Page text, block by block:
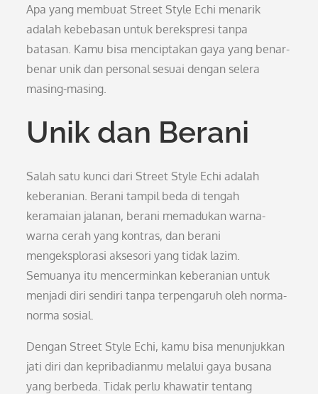
Apa yang membuat Street Style Echi menarik
adalah kebebasan untuk berekspresi tanpa
batasan. Kamu bisa menciptakan gaya yang benar-
benar unik dan personal sesuai dengan selera
masing-masing.
Unik dan Berani
Salah satu kunci dari Street Style Echi adalah
keberanian. Berani tampil beda di tengah
keramaian jalanan, berani memadukan warna-
warna cerah yang kontras, dan berani
mengeksplorasi aksesori yang tidak lazim.
Semuanya itu mencerminkan keberanian untuk
menjadi diri sendiri tanpa terpengaruh oleh norma-
norma sosial.
Dengan Street Style Echi, kamu bisa menunjukkan
jati diri dan kepribadianmu melalui gaya busana
yang berbeda. Tidak perlu khawatir tentang